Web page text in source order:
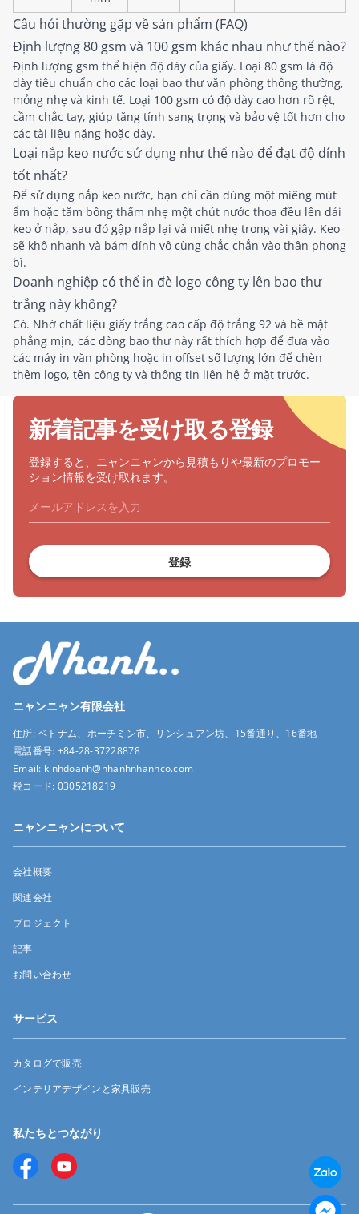
Câu hỏi thường gặp về sản phẩm (FAQ)
Định lượng 80 gsm và 100 gsm khác nhau như thế nào?
Định lượng gsm thể hiện độ dày của giấy. Loại 80 gsm là độ
dày tiêu chuẩn cho các loại bao thư văn phòng thông thường,
mỏng nhẹ và kinh tế. Loại 100 gsm có độ dày cao hơn rõ rệt,
cầm chắc tay, giúp tăng tính sang trọng và bảo vệ tốt hơn cho
các tài liệu nặng hoặc dày.
Loại nắp keo nước sử dụng như thế nào để đạt độ dính
tốt nhất?
Để sử dụng nắp keo nước, bạn chỉ cần dùng một miếng mút
ẩm hoặc tăm bông thấm nhẹ một chút nước thoa đều lên dải
keo ở nắp, sau đó gập nắp lại và miết nhẹ trong vài giây. Keo
sẽ khô nhanh và bám dính vô cùng chắc chắn vào thân phong
bì.
Doanh nghiệp có thể in đè logo công ty lên bao thư
trắng này không?
Có. Nhờ chất liệu giấy trắng cao cấp độ trắng 92 và bề mặt
phẳng mịn, các dòng bao thư này rất thích hợp để đưa vào
các máy in văn phòng hoặc in offset số lượng lớn để chèn
thêm logo, tên công ty và thông tin liên hệ ở mặt trước.
新着記事を受け取る登録
登録すると、ニャンニャンから見積もりや最新のプロモー
ション情報を受け取れます。
登録
ニャンニャン有限会社
住所:ベトナム、ホーチミン市、リンシュアン坊、15番通り、16番地
電話番号: +84-28-37228878
Email: kinhdoanh@nhanhnhanhco.com
税コード: 0305218219
ニャンニャンについて
会社概要
関連会社
プロジェクト
記事
お問い合わせ
サービス
カタログで販売
インテリアデザインと家具販売
私たちとつながり